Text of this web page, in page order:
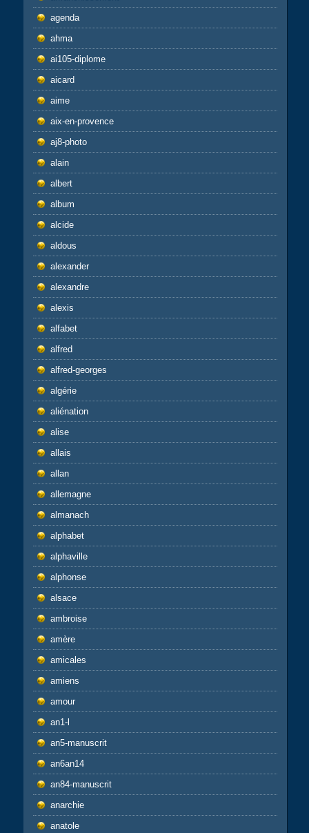
agenda
ahma
ai105-diplome
aicard
aime
aix-en-provence
aj8-photo
alain
albert
album
alcide
aldous
alexander
alexandre
alexis
alfabet
alfred
alfred-georges
algérie
aliénation
alise
allais
allan
allemagne
almanach
alphabet
alphaville
alphonse
alsace
ambroise
amère
amicales
amiens
amour
an1-l
an5-manuscrit
an6an14
an84-manuscrit
anarchie
anatole